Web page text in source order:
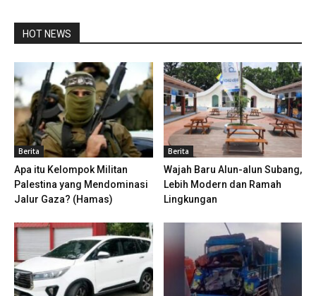
HOT NEWS
Berita
Apa itu Kelompok Militan
Palestina yang Mendominasi
Jalur Gaza? (Hamas)
Berita
Wajah Baru Alun-alun Subang,
Lebih Modern dan Ramah
Lingkungan